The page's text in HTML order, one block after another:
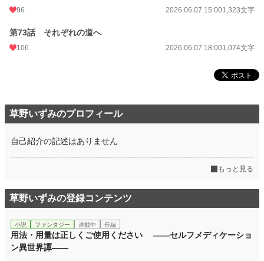
96 2026.06.07 15:001,323文字
第73話 それぞれの道へ
106 2026.06.07 18:001,074文字
草野いずみのプロフィール
自己紹介の記述はありません
もっと見る
草野いずみの登録コンテンツ
小説 ファンタジー 連載中 長編
用法・用量は正しくご使用ください ――セルフメディケーショ
ン異世界譚――